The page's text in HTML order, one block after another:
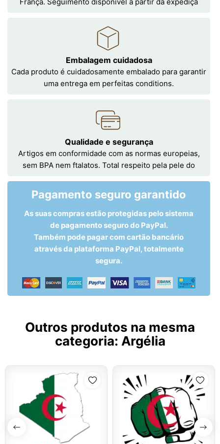
Embalagem cuidadosa
Cada produto é cuidadosamente embalado para garantir
uma entrega em perfeitas conditions.
Qualidade e segurança
Artigos em conformidade com as normas europeias,
sem BPA nem ftalatos. Total respeito pela pele do
Pagamento seguro garantido
As suas compras estão protegidas pelo sistema
de pagamento seguro do PayPal.
Também pode pagar com cartão bancário
através da plataforma PayPal, totalmente
segura.
Outros produtos na mesma
categoria: Argélia